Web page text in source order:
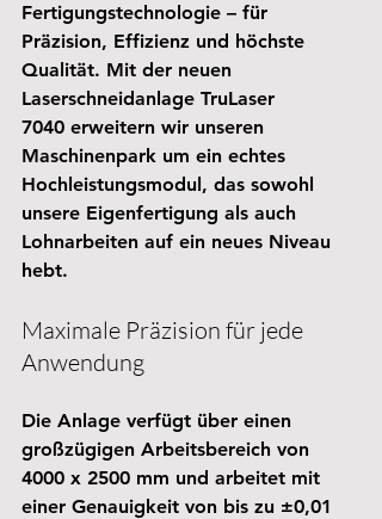
Fertigungstechnologie – für
Präzision, Effizienz und höchste
Qualität. Mit der neuen
Laserschneidanlage TruLaser
7040 erweitern wir unseren
Maschinenpark um ein echtes
Hochleistungsmodul, das sowohl
unsere Eigenfertigung als auch
Lohnarbeiten auf ein neues Niveau
hebt.
Maximale Präzision für jede
Anwendung
Die Anlage verfügt über einen
großzügigen Arbeitsbereich von
4000 x 2500 mm und arbeitet mit
einer Genauigkeit von bis zu ±0,01